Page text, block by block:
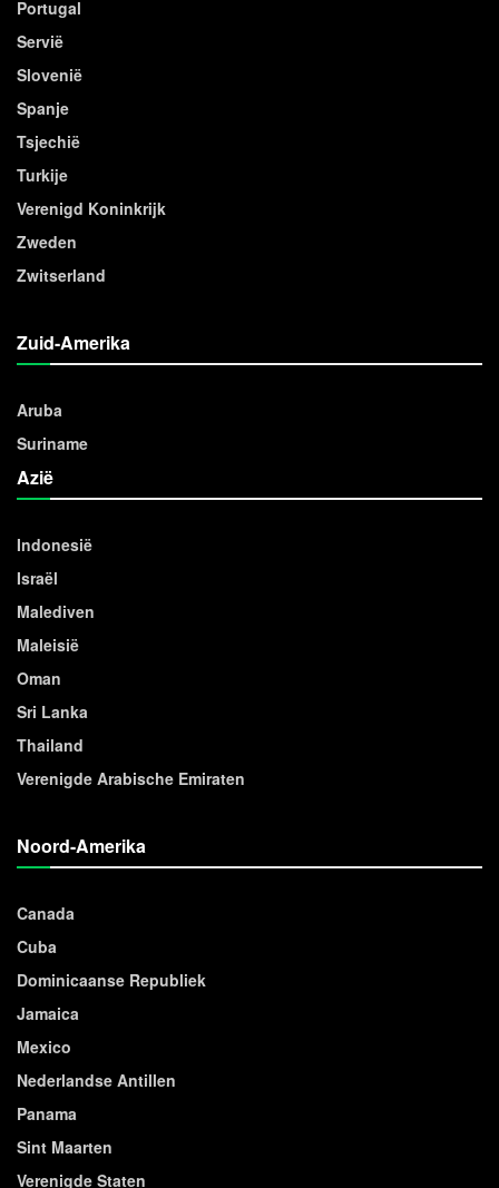
Portugal
Servië
Slovenië
Spanje
Tsjechië
Turkije
Verenigd Koninkrijk
Zweden
Zwitserland
Zuid-Amerika
Aruba
Suriname
Azië
Indonesië
Israël
Malediven
Maleisië
Oman
Sri Lanka
Thailand
Verenigde Arabische Emiraten
Noord-Amerika
Canada
Cuba
Dominicaanse Republiek
Jamaica
Mexico
Nederlandse Antillen
Panama
Sint Maarten
Verenigde Staten